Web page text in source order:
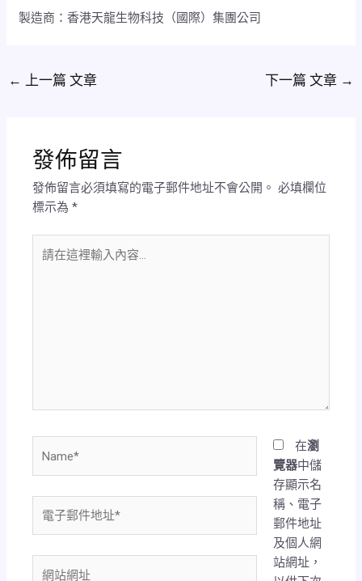
製造商：香港天龍生物科技（國際）集團公司
← 上一篇 文章 下一篇 文章 →
發佈留言
發佈留言必須填寫的電子郵件地址不會公開。 必填欄位
標示為*
在
子
在瀏
覽器中儲
存顯示名
稱、電子
郵件地址
及個人網
站網址，